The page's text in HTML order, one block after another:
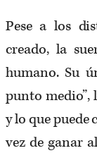
Pese a los
creado, la
humano. Su
punto
y lo que puede
vez de ganar